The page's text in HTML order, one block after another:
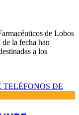
de Lobos
la fecha han
a los